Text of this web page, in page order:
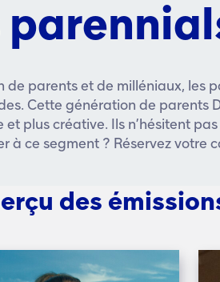
de parents et de milléniaux, les
Cette génération de parents
et plus créative. Ils n’hésitent
à ce segment ? Réservez votre
des